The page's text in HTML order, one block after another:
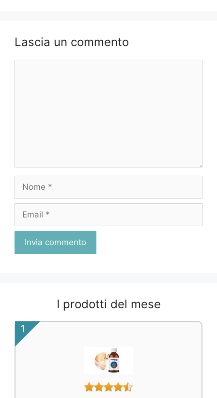
Lascia un commento
Nome
Email
I prodotti del mese
1